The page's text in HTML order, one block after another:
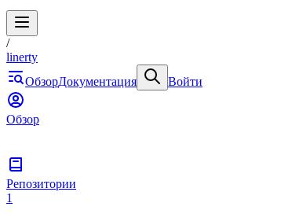
/
linerty
ОбзорДокументация Войти
Обзор
Репозитории
1